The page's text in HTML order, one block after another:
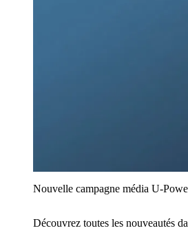
Nouvelle campagne média
Découvrez toutes les nouveautés